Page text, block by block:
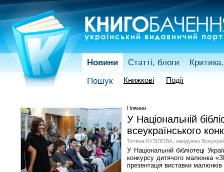
Новини Статті, блоги
Критика,
Пошук
Книжкові Події
Новини
У Національній
всеукраїнського
Тетяна КУЗІЛОВА, завідувач
У Національній бібліотеці
конкурсу дитячого малюнка
презентація виставки малюнків